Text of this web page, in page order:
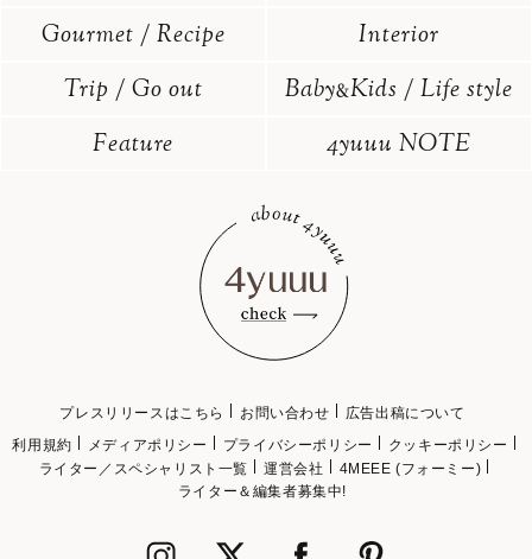
Gourmet / Recipe
Interior
Trip / Go out
Baby&Kids / Life style
Feature
4yuuu NOTE
プレスリリースはこちら お問い合わせ
広告出稿について
利用規約
メディアポリシー プライバシーポリシー
クッキーポリシー
ライター／スペシャリスト一覧
運営会社
4MEEE (フォーミー)
ライター＆編集者募集中!